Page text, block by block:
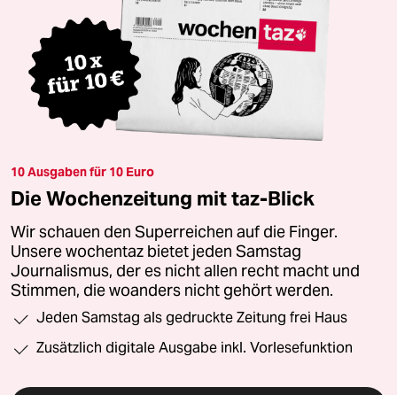
10 Ausgaben für 10 Euro
Die Wochenzeitung mit taz-Blick
Wir schauen den Superreichen auf die Finger.
Unsere wochentaz bietet jeden Samstag
Journalismus, der es nicht allen recht macht und
Stimmen, die woanders nicht gehört werden.
Jeden Samstag als gedruckte Zeitung frei Haus
Zusätzlich digitale Ausgabe inkl. Vorlesefunktion